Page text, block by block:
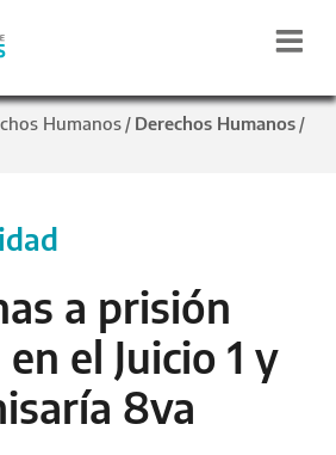
Humanos / Derechos Humanos /
a prisión
el Juicio 1 y
8va